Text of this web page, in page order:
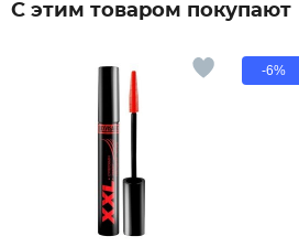
С этим товаром покупают
-6%